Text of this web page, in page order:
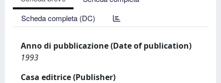
Scheda completa (DC)
Anno di pubblicazione (Date of publication)
1993
Casa editrice (Publisher)